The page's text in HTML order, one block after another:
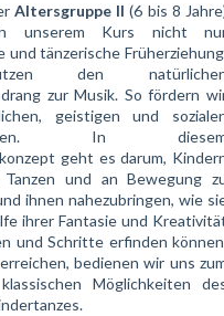
Altersgruppe II(6 bis 8
unserem Kurs nicht
und tänzerische
den
zur Musik. So fördern
geistigen und
In
geht es darum,
Tanzen und an Bewegung
ihnen nahezubringen, wie
ihrer Fantasie und
und Schritte erfinden
bedienen wir uns
Möglichkeiten